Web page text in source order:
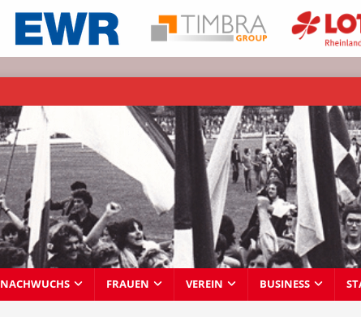
NACHWUCHS FRAUEN VEREIN BUSINESS